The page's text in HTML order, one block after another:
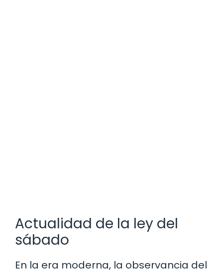
Actualidad de la ley del
sábado
En la era moderna, la observancia del